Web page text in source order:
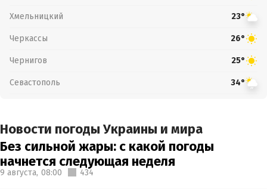
Хмельницкий 23°
Черкассы 26°
Чернигов 25°
Севастополь 34°
Новости погоды Украины и мира
Без сильной жары: с какой погоды
начнется следующая неделя
9 августа, 08:00 434